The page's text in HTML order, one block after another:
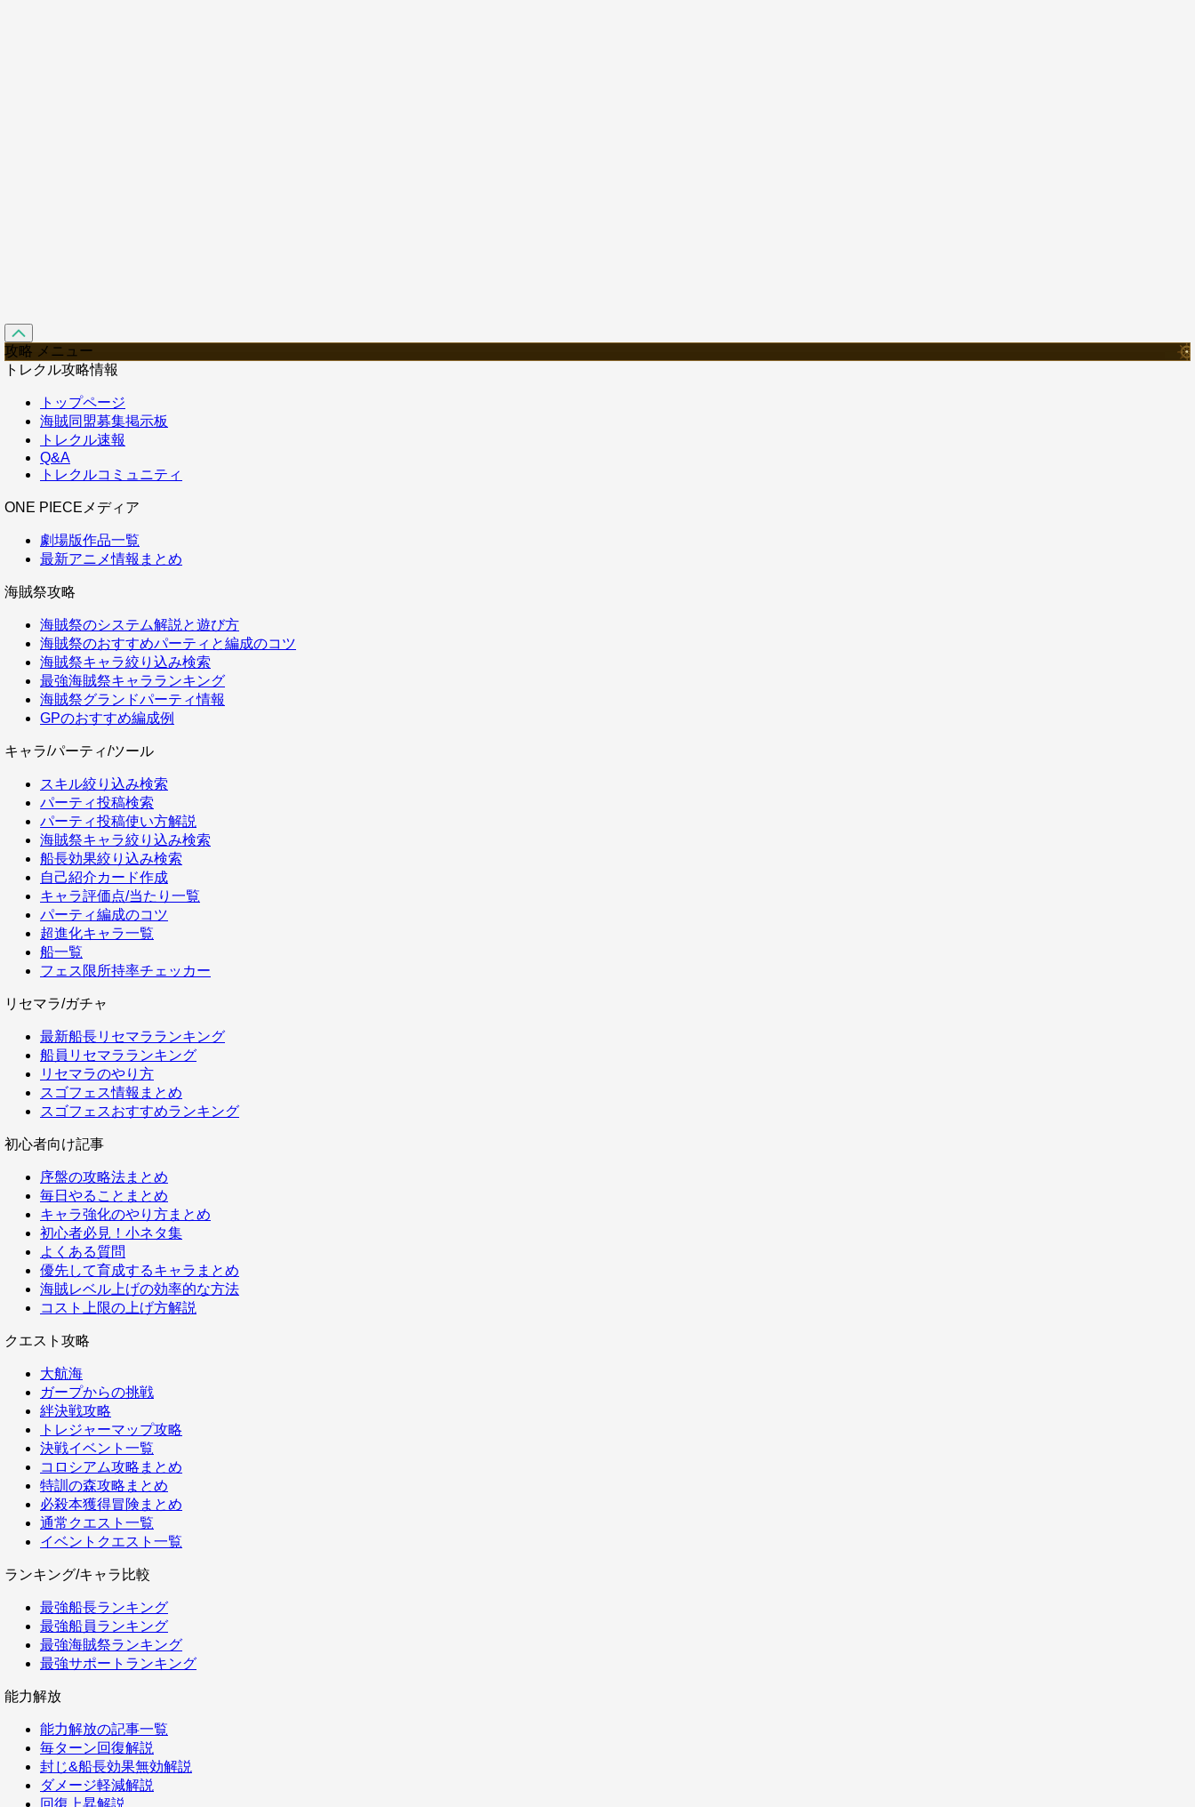
攻略 メニュー
トレクル攻略情報
トップページ
海賊同盟募集掲示板
トレクル速報
Q&A
トレクルコミュニティ
ONE PIECEメディア
劇場版作品一覧
最新アニメ情報まとめ
海賊祭攻略
海賊祭のシステム解説と遊び方
海賊祭のおすすめパーティと編成のコツ
海賊祭キャラ絞り込み検索
最強海賊祭キャラランキング
海賊祭グランドパーティ情報
GPのおすすめ編成例
キャラ/パーティ/ツール
スキル絞り込み検索
パーティ投稿検索
パーティ投稿使い方解説
海賊祭キャラ絞り込み検索
船長効果絞り込み検索
自己紹介カード作成
キャラ評価点/当たり一覧
パーティ編成のコツ
超進化キャラ一覧
船一覧
フェス限所持率チェッカー
リセマラ/ガチャ
最新船長リセマラランキング
船員リセマラランキング
リセマラのやり方
スゴフェス情報まとめ
スゴフェスおすすめランキング
初心者向け記事
序盤の攻略法まとめ
毎日やることまとめ
キャラ強化のやり方まとめ
初心者必見！小ネタ集
よくある質問
優先して育成するキャラまとめ
海賊レベル上げの効率的な方法
コスト上限の上げ方解説
クエスト攻略
大航海
ガープからの挑戦
絆決戦攻略
トレジャーマップ攻略
決戦イベント一覧
コロシアム攻略まとめ
特訓の森攻略まとめ
必殺本獲得冒険まとめ
通常クエスト一覧
イベントクエスト一覧
ランキング/キャラ比較
最強船長ランキング
最強船員ランキング
最強海賊祭ランキング
最強サポートランキング
能力解放
能力解放の記事一覧
毎ターン回復解説
封じ&船長効果無効解説
ダメージ軽減解説
回復上昇解説